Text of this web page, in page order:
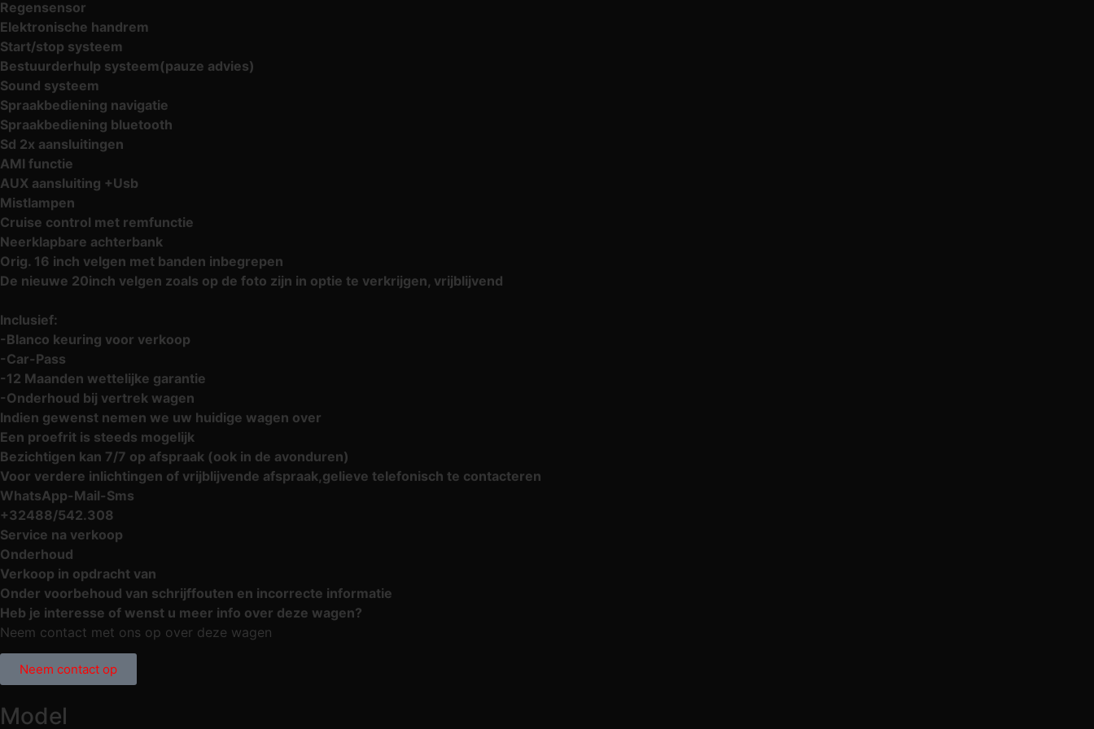
Regensensor
Elektronische handrem
Start/stop systeem
Bestuurderhulp systeem(pauze advies)
Sound systeem
Spraakbediening navigatie
Spraakbediening bluetooth
Sd 2x aansluitingen
AMI functie
AUX aansluiting +Usb
Mistlampen
Cruise control met remfunctie
Neerklapbare achterbank
Orig. 16 inch velgen met banden inbegrepen
De nieuwe 20inch velgen zoals op de foto zijn in optie te verkrijgen, vrijblijvend
Inclusief:
-Blanco keuring voor verkoop
-Car-Pass
-12 Maanden wettelijke garantie
-Onderhoud bij vertrek wagen
Indien gewenst nemen we uw huidige wagen over
Een proefrit is steeds mogelijk
Bezichtigen kan 7/7 op afspraak (ook in de avonduren)
Voor verdere inlichtingen of vrijblijvende afspraak,gelieve telefonisch te contacteren
WhatsApp-Mail-Sms
+32488/542.308
Service na verkoop
Onderhoud
Verkoop in opdracht van
Onder voorbehoud van schrijffouten en incorrecte informatie
Heb je interesse of wenst u meer info over deze wagen?
Neem contact met ons op over deze wagen
Neem contact op
Model